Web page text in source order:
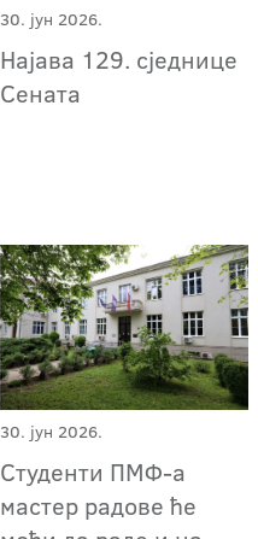
30. јун 2026.
Најава 129. сједнице
Сената
30. јун 2026.
Студенти ПМФ-а
мастер радове ће